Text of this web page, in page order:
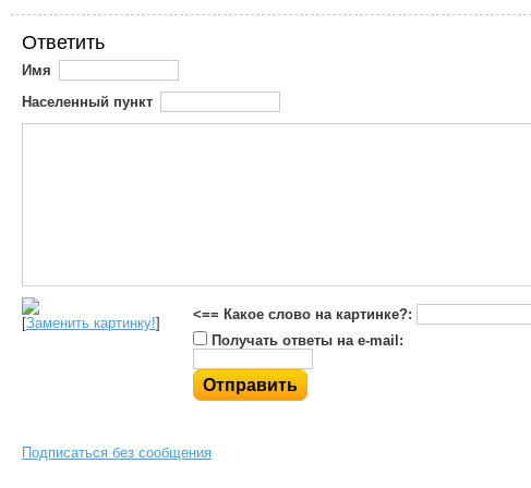
Ответить
Имя
Населенный пункт
[Заменить картинку!]
<== Какое слово на картинке?:
Получать ответы на e-mail:
Подписаться без сообщения